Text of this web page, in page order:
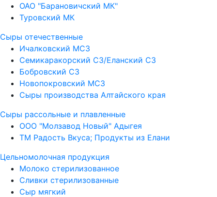
ОАО "Барановичский МК"
Туровский МК
Сыры отечественные
Ичалковский МСЗ
Семикаракорский СЗ/Еланский СЗ
Бобровский СЗ
Новопокровский МСЗ
Сыры производства Алтайского края
Сыры рассольные и плавленные
ООО "Молзавод Новый" Адыгея
ТМ Радость Вкуса; Продукты из Елани
Цельномолочная продукция
Молоко стерилизованное
Сливки стерилизованные
Сыр мягкий